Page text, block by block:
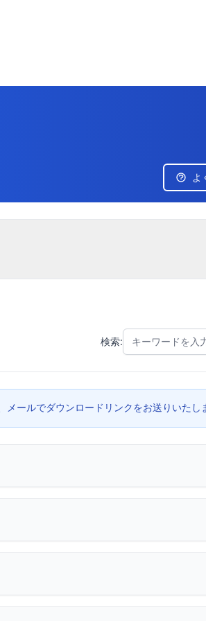
よ
検索:
型）（DWG）G12S外観図 （自立
観図 （自立型）（PDF）GF22 外観図
外観図（PDF）R209 外観図（PDF）
ールでダウンロードリンクをお送りいたし